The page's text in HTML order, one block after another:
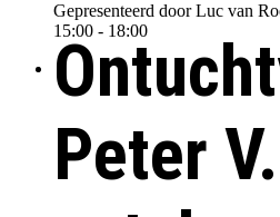
Gepresenteerd door Luc van
15:00 - 18:00
Peter